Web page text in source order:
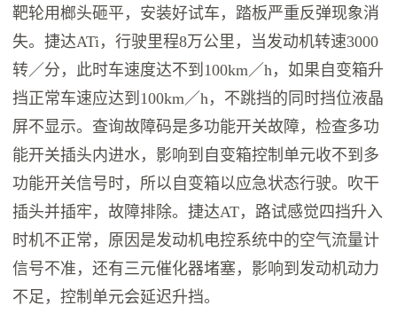
靶轮用榔头砸平，安装好试车，踏板严重反弹现象消
失。捷达ATi，行驶里程8万公里，当发动机转速3000
转／分，此时车速度达不到100km／h，如果自变箱升
挡正常车速应达到100km／h，不跳挡的同时挡位液晶
屏不显示。查询故障码是多功能开关故障，检查多功
能开关插头内进水，影响到自变箱控制单元收不到多
功能开关信号时，所以自变箱以应急状态行驶。吹干
插头并插牢，故障排除。捷达AT，路试感觉四挡升入
时机不正常，原因是发动机电控系统中的空气流量计
信号不准，还有三元催化器堵塞，影响到发动机动力
不足，控制单元会延迟升挡。